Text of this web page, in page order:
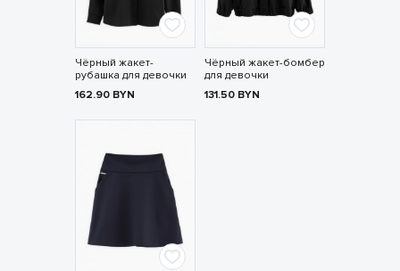
Чёрный жакет-
рубашка для девочки
162.90 BYN
Чёрный жакет-бомбер
для девочки
131.50 BYN